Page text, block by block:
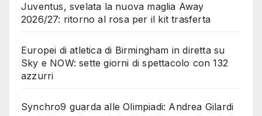
Juventus, svelata la nuova maglia Away
2026/27: ritorno al rosa per il kit trasferta
Europei di atletica di Birmingham in diretta su
Sky e NOW: sette giorni di spettacolo con 132
azzurri
Synchro9 guarda alle Olimpiadi: Andrea Gilardi